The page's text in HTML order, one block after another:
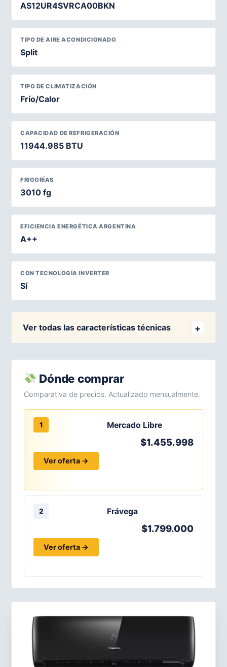
AS12UR4SVRCA00BKN
TIPO DE AIRE ACONDICIONADO
Split
TIPO DE CLIMATIZACIÓN
Frío/Calor
CAPACIDAD DE REFRIGERACIÓN
11944.985 BTU
FRIGORÍAS
3010 fg
EFICIENCIA ENERGÉTICA ARGENTINA
A++
CON TECNOLOGÍA INVERTER
Sí
Ver todas las características técnicas
Dónde comprar
Comparativa de precios. Actualizado mensualmente.
1 Mercado Libre
$1.455.998
Ver oferta →
2 Frávega
$1.799.000
Ver oferta →